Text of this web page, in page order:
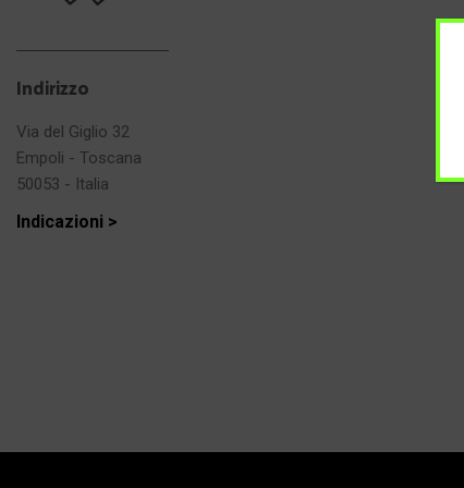
Indirizzo
Via del Giglio 32
Empoli - Toscana
50053 - Italia
Indicazioni >